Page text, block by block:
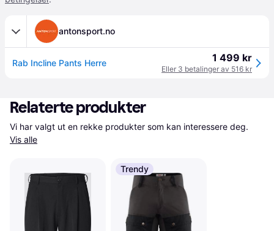
antonsport.no
Rab Incline Pants Herre 1 499 kr
Eller 3 betalinger av 516 kr
Relaterte produkter
Vis alle
Trendy